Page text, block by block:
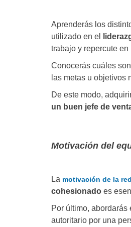
Aprenderás los
utilizado en el
trabajo y repercute
Conocerás cuáles
las metas u objetivos
De este modo,
un buen jefe de
Motivación del
La motivación de la
cohesionado es
Por último, abordarás
autoritario por una